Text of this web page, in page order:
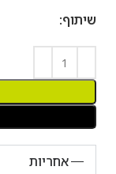
שיתוף:
אחריות